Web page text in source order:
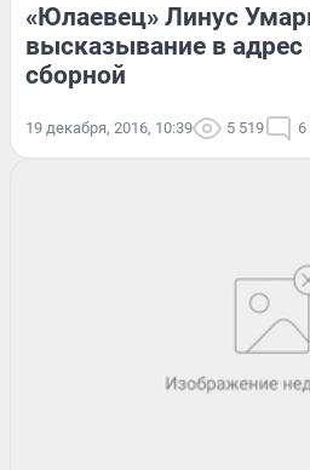
«Юлаевец» Линус
высказывание в адрес
сборной
19 декабря, 2016, 10:39 5 519 6